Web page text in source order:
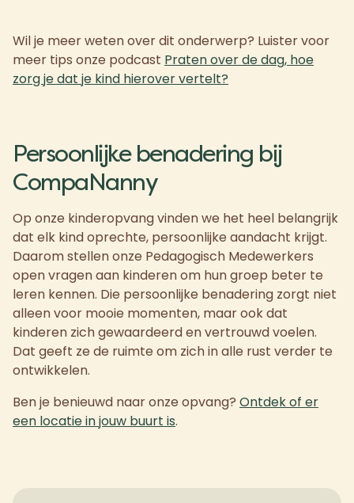
Wil je meer weten over dit onderwerp? Luister voor
meer tips onze podcast Praten over de dag, hoe
zorg je dat je kind hierover vertelt?
Persoonlijke benadering bij
CompaNanny
Op onze kinderopvang vinden we het heel belangrijk
dat elk kind oprechte, persoonlijke aandacht krijgt.
Daarom stellen onze Pedagogisch Medewerkers
open vragen aan kinderen om hun groep beter te
leren kennen. Die persoonlijke benadering zorgt niet
alleen voor mooie momenten, maar ook dat
kinderen zich gewaardeerd en vertrouwd voelen.
Dat geeft ze de ruimte om zich in alle rust verder te
ontwikkelen.
Ben je benieuwd naar onze opvang? Ontdek of er
een locatie in jouw buurt is.